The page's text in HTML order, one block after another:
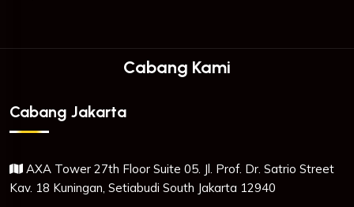
Cabang Kami
Cabang Jakarta
AXA Tower 27th Floor Suite 05. Jl. Prof. Dr. Satrio Street
Kav. 18 Kuningan, Setiabudi South Jakarta 12940